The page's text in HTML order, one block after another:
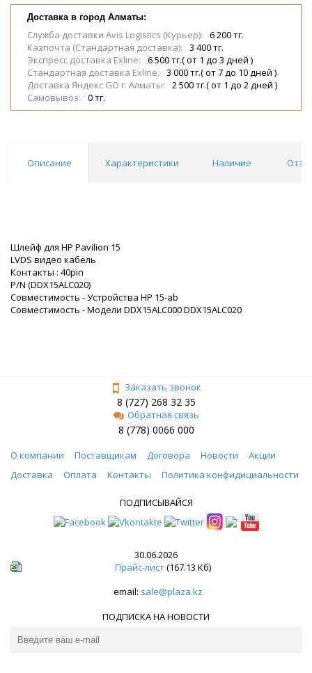
Доставка в город Алматы:
Служба доставки Avis Logistics (Курьер):
6 200 тг.
Казпочта (Стандартная доставка):
3 400 тг.
Экспресс доставка Exline:
6 500 тг.( от 1 до 3 дней )
Стандартная доставка Exline:
3 000 тг.( от 7 до 10 дней )
Доставка Яндекс GO г. Алматы:
2 500 тг.( от 1 до 2 дней )
Самовывоз:
0 тг.
Описание Характеристики Наличие
Шлейф для HP Pavilion 15
LVDS видео кабель
Контакты : 40pin
P/N (DDX15ALC020)
Совместимость - Устройства HP 15-ab
Совместимость - Модели DDX15ALC000 DDX15ALC020
Заказать звонок
8 (727) 268 32 35
Обратная связь
8 (778) 0066 000
О компании Поставщикам Договора Новости
Акции
Доставка
Оплата Контакты Политика конфидициальности
ПОДПИСЫВАЙСЯ
30.06.2026
Прайс-лист(167.13 Кб)
email: sale@plaza.kz
ПОДПИСКА НА НОВОСТИ